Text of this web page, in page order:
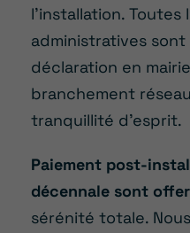
l’installation.
administratives
déclaration en
branchement
tranquillité d’esprit.
Paiement post-
décennale sont
sérénité totale.